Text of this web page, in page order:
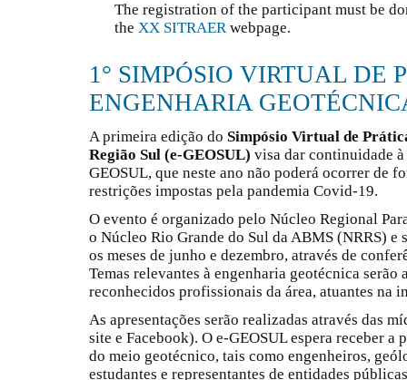
The registration of the participant must be
the XX SITRAERwebpage.
1° SIMPÓSIO VIRTUAL DE
ENGENHARIA
A primeira edição do Simpósio Virtual de
Região Sul (e-GEOSUL) visa dar continuidade
GEOSUL, que neste ano não poderá ocorrer de
restrições impostas pela pandemia Covid-19.
O evento é organizado pelo Núcleo Regional
o Núcleo Rio Grande do Sul da ABMS (NRRS) e
os meses de junho e dezembro, através de
Temas relevantes à engenharia geotécnica
reconhecidos profissionais da área, atuantes na
As apresentações serão realizadas através das
site e Facebook). O e-GEOSUL espera receber
do meio geotécnico, tais como engenheiros,
estudantes e representantes de entidades